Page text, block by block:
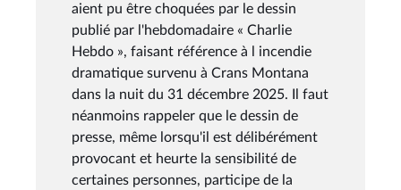
aient pu être choquées par le dessin
publié par l'hebdomadaire « Charlie
Hebdo », faisant référence à l incendie
dramatique survenu à Crans Montana
dans la nuit du 31 décembre 2025. Il faut
néanmoins rappeler que le dessin de
presse, même lorsqu'il est délibérément
provocant et heurte la sensibilité de
certaines personnes, participe de la